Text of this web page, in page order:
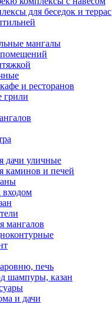
для беседок и террас
мангалы
и ресторанов
грили
дачи уличные
каминов и печей
входом
мангалов
печь
шампуры, казан
и дачи